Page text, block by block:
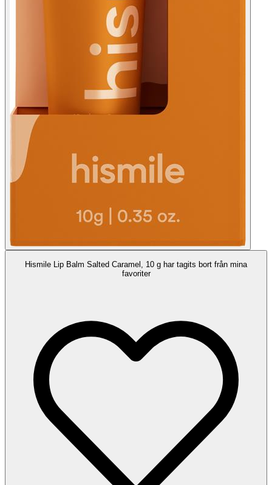
Hismile Lip Balm Salted Caramel, 10 g har tagits bort från mina
favoriter